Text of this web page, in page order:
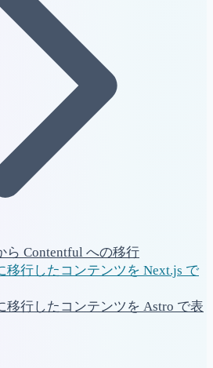
ら Contentful への移行
移行したコンテンツを Next.js で
移行したコンテンツを Astro で表